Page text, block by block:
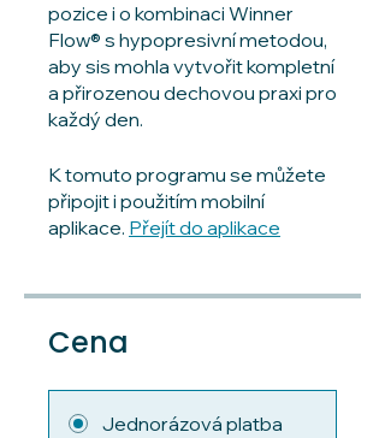
pozice i o kombinaci Winner
Flow® s hypopresivní metodou,
aby sis mohla vytvořit kompletní
a přirozenou dechovou praxi pro
každý den.
K tomuto programu se můžete
připojit i použitím mobilní
aplikace. Přejít do aplikace
Cena
Jednorázová platba